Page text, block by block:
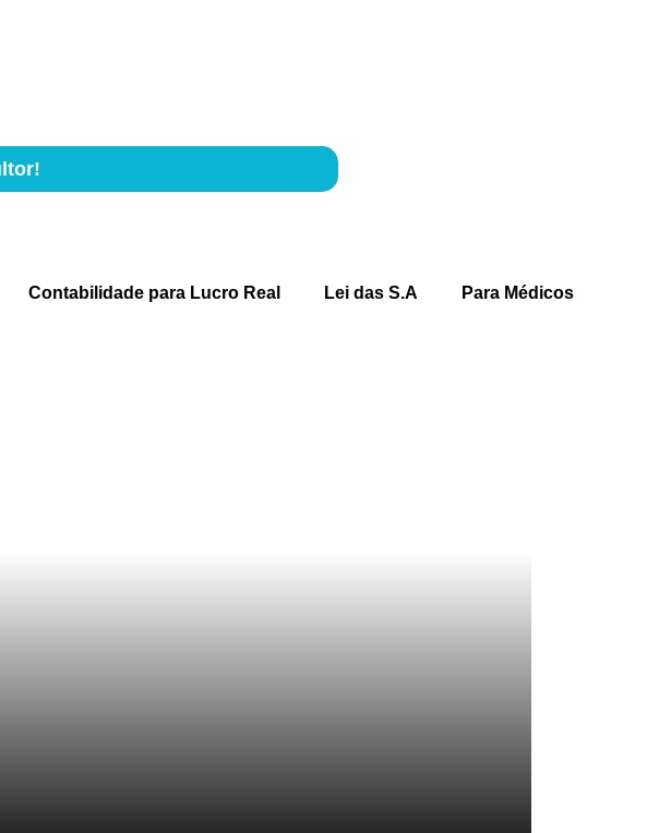
Contabilidade para Lucro Real Lei das S.A Para Médicos